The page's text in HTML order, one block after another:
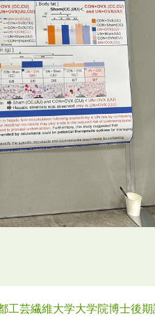
芸繊維大学大学院博士後期